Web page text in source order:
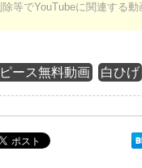
除等でYouTubeに関連する
ース無料動画 白ひげ